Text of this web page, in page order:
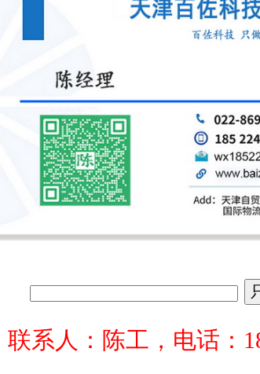
联系人：陈工，电话：